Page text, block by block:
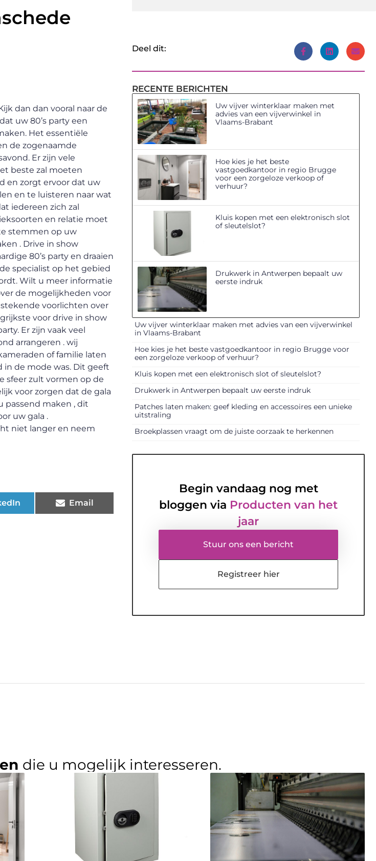
dan dan vooral naar de
uw 80’s party een
Het essentiële
de zogenaamde
Er zijn vele
beste zal moeten
en zorgt ervoor dat uw
en te luisteren naar wat
iedereen zich zal
en relatie moet
stemmen op uw
. Drive in show
80’s party en draaien
specialist op het gebied
Wilt u meer informatie
de mogelijkheden voor
voorlichten over
voor drive in show
Er zijn vaak veel
arrangeren . wij
of familie laten
de mode was. Dit geeft
sfeer zult vormen op de
voor zorgen dat de gala
passend maken , dit
uw gala .
niet langer en neem
Email
Deel dit:
RECENTE BERICHTEN
Uw vijver winterklaar maken met
advies van een vijverwinkel in
Vlaams-Brabant
Hoe kies je het beste
vastgoedkantoor in regio Brugge
voor een zorgeloze verkoop of
verhuur?
Kluis kopen met een elektronisch slot
of sleutelslot?
Drukwerk in Antwerpen bepaalt uw
eerste indruk
Uw vijver winterklaar maken met advies van een vijverwinkel
in Vlaams-Brabant
Hoe kies je het beste vastgoedkantoor in regio Brugge voor
een zorgeloze verkoop of verhuur?
Kluis kopen met een elektronisch slot of sleutelslot?
Drukwerk in Antwerpen bepaalt uw eerste indruk
Patches laten maken: geef kleding en accessoires een unieke
uitstraling
Broekplassen vraagt om de juiste oorzaak te herkennen
Begin vandaag nog met
bloggen via Producten van het
jaar
Stuur ons een bericht
Registreer hier
die u mogelijk interesseren.